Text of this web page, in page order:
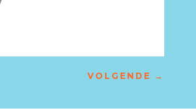
VOLGENDE →